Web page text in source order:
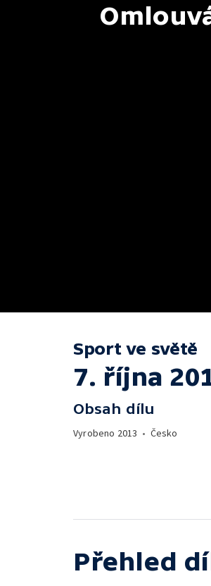
Sport ve světě
7. října
Obsah dílu
Vyrobeno 2013 • Česko
Přehled